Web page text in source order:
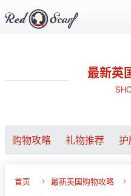
最新英
购物攻略 礼物推荐 护
首页 最新英国购物攻略